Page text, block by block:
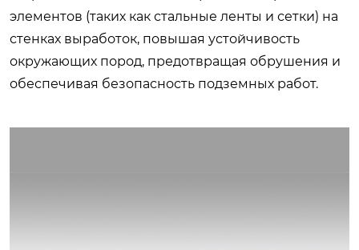
элементов (таких как стальные ленты и сетки) на
стенках выработок, повышая устойчивость
окружающих пород, предотвращая обрушения и
обеспечивая безопасность подземных работ.